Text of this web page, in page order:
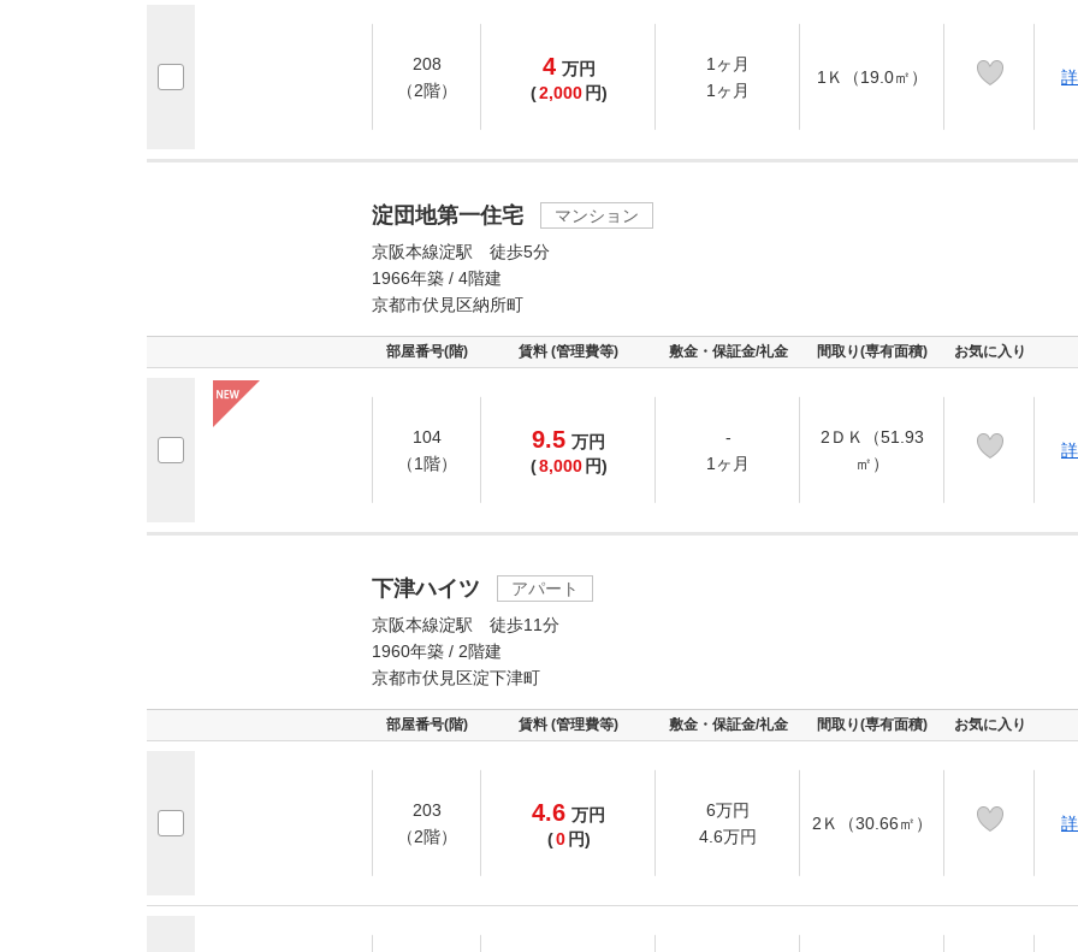
208
（2階）
4 万円
(2,000 円)
1ヶ月
1ヶ月
1Ｋ（19.0㎡）
淀団地第一住宅
マンション
京阪本線淀駅 徒歩5分
1966年築 / 4階建
京都市伏見区納所町
部屋番号(階) 賃料 (管理費等) 敷金・保証金/礼金 間取り(専有面積) お気に入り
104
（1階）
9.5 万円
(8,000 円)
-
1ヶ月
2ＤＫ（51.93
㎡）
下津ハイツ
アパート
京阪本線淀駅 徒歩11分
1960年築 / 2階建
京都市伏見区淀下津町
部屋番号(階) 賃料 (管理費等) 敷金・保証金/礼金 間取り(専有面積) お気に入り
203
（2階）
4.6 万円
(0 円)
6万円
4.6万円
2Ｋ（30.66㎡）